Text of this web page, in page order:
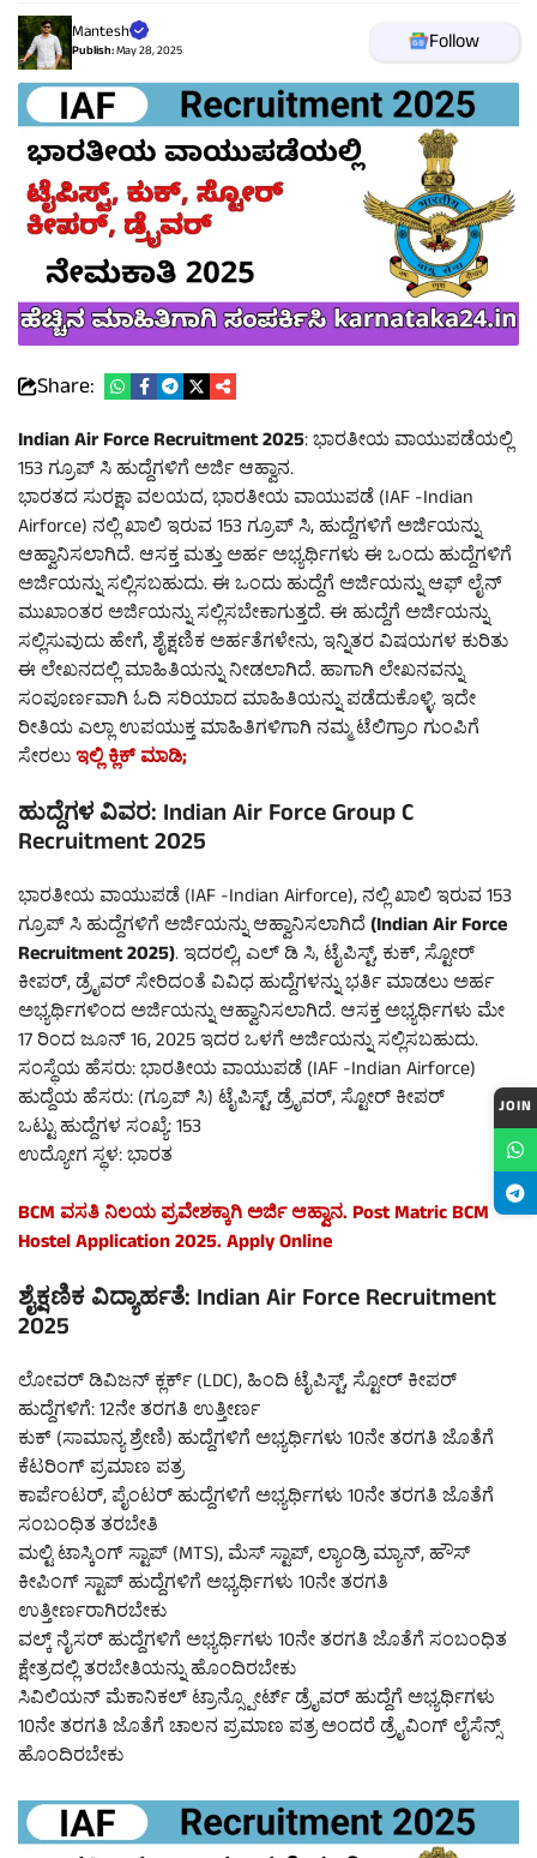
Mantesh
Publish:May 28, 2025 Follow
Share:
Indian Air Force Recruitment 2025: ಭಾರತೀಯ ವಾಯುಪಡೆಯಲ್ಲಿ
153 ಗ್ರೂಪ್ ಸಿ ಹುದ್ದೆಗಳಿಗೆ ಅರ್ಜಿ ಆಹ್ವಾನ.
ಭಾರತದ ಸುರಕ್ಷಾ ವಲಯದ, ಭಾರತೀಯ ವಾಯುಪಡೆ (IAF -Indian
Airforce) ನಲ್ಲಿ ಖಾಲಿ ಇರುವ 153 ಗ್ರೂಪ್ ಸಿ, ಹುದ್ದೆಗಳಿಗೆ ಅರ್ಜಿಯನ್ನು
ಆಹ್ವಾನಿಸಲಾಗಿದೆ. ಆಸಕ್ತ ಮತ್ತು ಅರ್ಹ ಅಭ್ಯರ್ಥಿಗಳು ಈ ಒಂದು ಹುದ್ದೆಗಳಿಗೆ
ಅರ್ಜಿಯನ್ನು ಸಲ್ಲಿಸಬಹುದು. ಈ ಒಂದು ಹುದ್ದೆಗೆ ಅರ್ಜಿಯನ್ನು ಆಫ್ ಲೈನ್
ಮುಖಾಂತರ ಅರ್ಜಿಯನ್ನು ಸಲ್ಲಿಸಬೇಕಾಗುತ್ತದೆ. ಈ ಹುದ್ದೆಗೆ ಅರ್ಜಿಯನ್ನು
ಸಲ್ಲಿಸುವುದು ಹೇಗೆ, ಶೈಕ್ಷಣಿಕ ಅರ್ಹತೆಗಳೇನು, ಇನ್ನಿತರ ವಿಷಯಗಳ ಕುರಿತು
ಈ ಲೇಖನದಲ್ಲಿ ಮಾಹಿತಿಯನ್ನು ನೀಡಲಾಗಿದೆ. ಹಾಗಾಗಿ ಲೇಖನವನ್ನು
ಸಂಪೂರ್ಣವಾಗಿ ಓದಿ ಸರಿಯಾದ ಮಾಹಿತಿಯನ್ನು ಪಡೆದುಕೊಳ್ಳಿ. ಇದೇ
ರೀತಿಯ ಎಲ್ಲಾ ಉಪಯುಕ್ತ ಮಾಹಿತಿಗಳಿಗಾಗಿ ನಮ್ಮ ಟೆಲಿಗ್ರಾಂ ಗುಂಪಿಗೆ
ಸೇರಲುಇಲ್ಲಿ ಕ್ಲಿಕ್ ಮಾಡಿ;
ಹುದ್ದೆಗಳ ವಿವರ: Indian Air Force Group C
Recruitment 2025
ಭಾರತೀಯ ವಾಯುಪಡೆ (IAF -Indian Airforce), ನಲ್ಲಿ ಖಾಲಿ ಇರುವ 153
ಗ್ರೂಪ್ ಸಿ ಹುದ್ದೆಗಳಿಗೆ ಅರ್ಜಿಯನ್ನು ಆಹ್ವಾನಿಸಲಾಗಿದೆ(Indian Air Force
Recruitment 2025). ಇದರಲ್ಲಿ, ಎಲ್ ಡಿ ಸಿ, ಟೈಪಿಸ್ಟ್, ಕುಕ್, ಸ್ಟೋರ್
ಕೀಪರ್, ಡ್ರೈವರ್ ಸೇರಿದಂತೆ ವಿವಿಧ ಹುದ್ದೆಗಳನ್ನು ಭರ್ತಿ ಮಾಡಲು ಅರ್ಹ
ಅಭ್ಯರ್ಥಿಗಳಿಂದ ಅರ್ಜಿಯನ್ನು ಆಹ್ವಾನಿಸಲಾಗಿದೆ. ಆಸಕ್ತ ಅಭ್ಯರ್ಥಿಗಳು ಮೇ
17 ರಿಂದ ಜೂನ್ 16, 2025 ಇದರ ಒಳಗೆ ಅರ್ಜಿಯನ್ನು ಸಲ್ಲಿಸಬಹುದು.
ಸಂಸ್ಥೆಯ ಹೆಸರು: ಭಾರತೀಯ ವಾಯುಪಡೆ (IAF -Indian Airforce)
ಹುದ್ದೆಯ ಹೆಸರು: (ಗ್ರೂಪ್ ಸಿ) ಟೈಪಿಸ್ಟ್, ಡ್ರೈವರ್, ಸ್ಟೋರ್ ಕೀಪರ್
ಒಟ್ಟು ಹುದ್ದೆಗಳ ಸಂಖ್ಯೆ: 153
ಉದ್ಯೋಗ ಸ್ಥಳ: ಭಾರತ
BCM ವಸತಿ ನಿಲಯ ಪ್ರವೇಶಕ್ಕಾಗಿ ಅರ್ಜಿ ಆಹ್ವಾನ. Post Matric BCM
Hostel Application 2025. Apply Online
ಶೈಕ್ಷಣಿಕ ವಿದ್ಯಾರ್ಹತೆ: Indian Air Force Recruitment
2025
ಲೋವರ್ ಡಿವಿಜನ್ ಕ್ಲರ್ಕ್ (LDC), ಹಿಂದಿ ಟೈಪಿಸ್ಟ್, ಸ್ಟೋರ್ ಕೀಪರ್
ಹುದ್ದೆಗಳಿಗೆ: 12ನೇ ತರಗತಿ ಉತ್ತೀರ್ಣ
ಕುಕ್ (ಸಾಮಾನ್ಯ ಶ್ರೇಣಿ) ಹುದ್ದೆಗಳಿಗೆ ಅಭ್ಯರ್ಥಿಗಳು 10ನೇ ತರಗತಿ ಜೊತೆಗೆ
ಕೆಟರಿಂಗ್ ಪ್ರಮಾಣ ಪತ್ರ
ಕಾರ್ಪೆಂಟರ್, ಪೈಂಟರ್ ಹುದ್ದೆಗಳಿಗೆ ಅಭ್ಯರ್ಥಿಗಳು 10ನೇ ತರಗತಿ ಜೊತೆಗೆ
ಸಂಬಂಧಿತ ತರಬೇತಿ
ಮಲ್ಟಿ ಟಾಸ್ಕಿಂಗ್ ಸ್ಟಾಪ್ (MTS), ಮೆಸ್ ಸ್ಟಾಪ್, ಲ್ಯಾಂಡ್ರಿ ಮ್ಯಾನ್, ಹೌಸ್
ಕೀಪಿಂಗ್ ಸ್ಟಾಪ್ ಹುದ್ದೆಗಳಿಗೆ ಅಭ್ಯರ್ಥಿಗಳು 10ನೇ ತರಗತಿ
ಉತ್ತೀರ್ಣರಾಗಿರಬೇಕು
ವಲ್ಕ್ ನೈಸರ್ ಹುದ್ದೆಗಳಿಗೆ ಅಭ್ಯರ್ಥಿಗಳು 10ನೇ ತರಗತಿ ಜೊತೆಗೆ ಸಂಬಂಧಿತ
ಕ್ಷೇತ್ರದಲ್ಲಿ ತರಬೇತಿಯನ್ನು ಹೊಂದಿರಬೇಕು
ಸಿವಿಲಿಯನ್ ಮೆಕಾನಿಕಲ್ ಟ್ರಾನ್ಸ್ಪೋರ್ಟ್ ಡ್ರೈವರ್ ಹುದ್ದೆಗೆ ಅಭ್ಯರ್ಥಿಗಳು
10ನೇ ತರಗತಿ ಜೊತೆಗೆ ಚಾಲನ ಪ್ರಮಾಣ ಪತ್ರ ಅಂದರೆ ಡ್ರೈವಿಂಗ್ ಲೈಸೆನ್ಸ್
ಹೊಂದಿರಬೇಕು
JOIN